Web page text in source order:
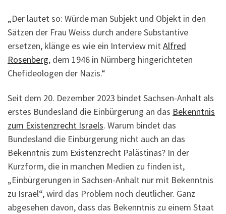
„Der lautet so: Würde man Subjekt und Objekt in den
Sätzen der Frau Weiss durch andere Substantive
ersetzen, klänge es wie ein Interview mitAlfred
Rosenberg, dem 1946 in Nürnberg hingerichteten
Chefideologen der Nazis.“
Seit dem 20. Dezember 2023 bindet Sachsen-Anhalt als
erstes Bundesland die Einbürgerung an das Bekenntnis
zum Existenzrecht Israels. Warum bindet das
Bundesland die Einbürgerung nicht auch an das
Bekenntnis zum Existenzrecht Palästinas? In der
Kurzform, die in manchen Medien zu finden ist,
„Einbürgerungen in Sachsen-Anhalt nur mit Bekenntnis
zu Israel“, wird das Problem noch deutlicher. Ganz
abgesehen davon, dass das Bekenntnis zu einem Staat